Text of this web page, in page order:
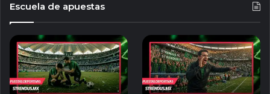
Escuela de apuestas